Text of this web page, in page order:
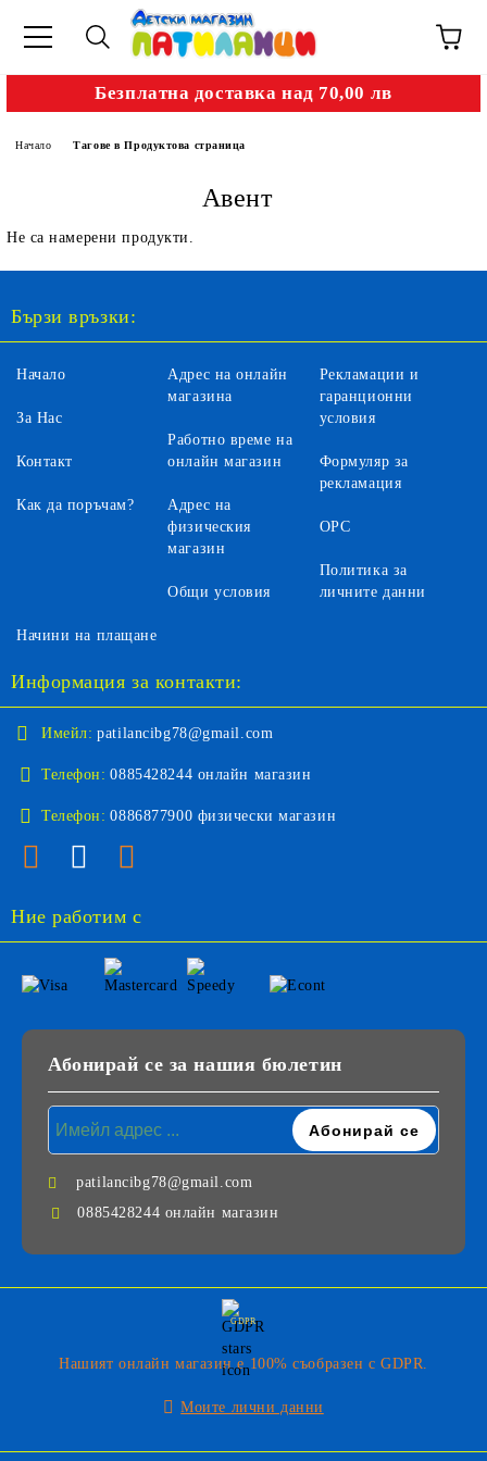
Безплатна доставка над 70,00 лв
Начало Тагове в Продуктова страница
Авент
Не са намерени продукти.
Бързи връзки:
Начало
За Нас
Контакт
Как да поръчам?
Адрес на онлайн
магазина
Работно време на
онлайн магазин
Адрес на
физическия
магазин
Общи условия
Рекламации и
гаранционни
условия
Формуляр за
рекламация
ОРС
Политика за
личните данни
Начини на плащане
Информация за контакти:
Имейл: patilancibg78@gmail.com
Телефон: 0885428244 онлайн магазин
Телефон: 0886877900 физически магазин
Ние работим с
Абонирай се за нашия бюлетин
patilancibg78@gmail.com
0885428244 онлайн магазин
GDPR
Нашият онлайн магазин е 100% съобразен с GDPR.
Моите лични данни